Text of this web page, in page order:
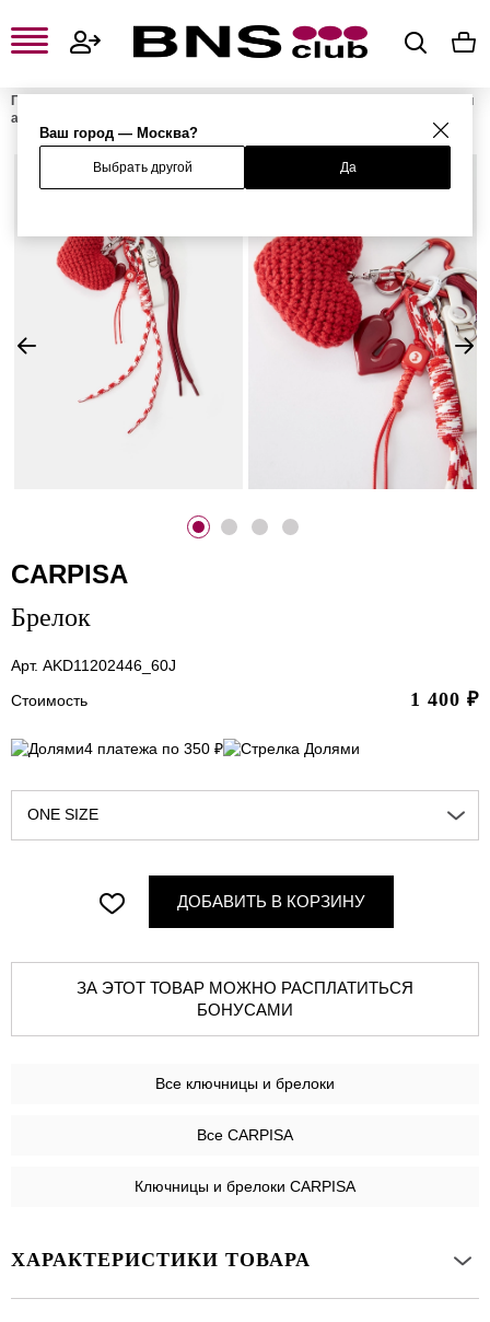
Ваш город — Москва?
Выбрать другой Да
Главная
Женские сумки и
аксессуары
CARPISA
Брелок
Арт. AKD11202446_60J
Стоимость
1 400 ₽
4 платежа по 350 ₽
ONE SIZE
ДОБАВИТЬ В КОРЗИНУ
ЗА ЭТОТ ТОВАР МОЖНО РАСПЛАТИТЬСЯ
БОНУСАМИ
Все ключницы и брелоки
Все CARPISA
Ключницы и брелоки CARPISA
ХАРАКТЕРИСТИКИ ТОВАРА